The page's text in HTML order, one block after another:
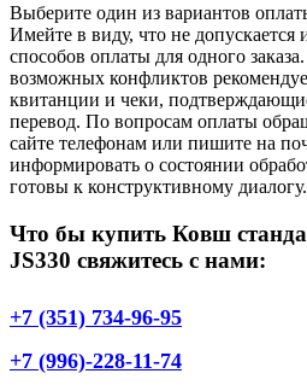
Выберите один из вариантов
Имейте в виду, что не допускается
способов оплаты для одного
возможных конфликтов
квитанции и чеки,
перевод. По вопросам оплаты
сайте телефонам или пишите на
информировать о состоянии
готовы к конструктивному диалогу.
Что бы купить Ковш
JS330 свяжитесь с нами:
+7 (351) 734-96-95
+7 (996)-228-11-74